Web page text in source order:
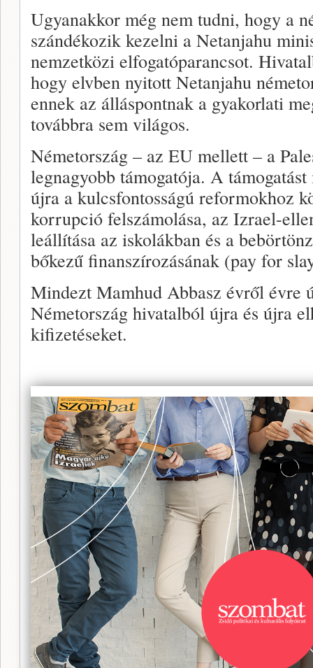
Ugyanakkor még nem tudni, hogy a
szándékozik kezelni a Netanjahu
nemzetközi elfogatóparancsot.
hogy elvben nyitott Netanjahu
ennek az álláspontnak a gyakorlati
továbbra sem világos.
Németország – az EU mellett – a
legnagyobb támogatója. A
újra a kulcsfontosságú reformokhoz
korrupció felszámolása, az Izrael-
leállítása az iskolákban és a
bőkezű finanszírozásának (pay for
Mindezt Mamhud Abbasz évről évre
Németország hivatalból újra és újra
kifizetéseket.